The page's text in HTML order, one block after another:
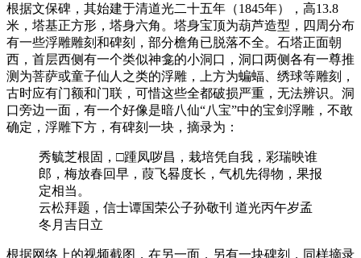
根据文保碑，其始建于清道光二十五年（1845年），高13.8
米，塔基正方形，塔身六角。塔身宝顶为葫芦造型，四周分布
有一些浮雕雕刻和碑刻，部分檐角已脱落不全。石塔正面朝
西，首层西侧有一个类似神龛的小洞口，洞口两侧各有一尊推
测为菩萨或童子仙人之类的浮雕，上方为蝙蝠、绣球等雕刻，
古时应有门额和门联，可惜这些全都破损严重，无法辨识。洞
口旁边一面，有一个好像是暗八仙“八宝”中的宝剑浮雕，不敢
确定，浮雕下方，有碑刻一块，摘录为：
秀毓芝根固，□踵凤哕昌，栽培凭自我，彩瑞映谁
郎，梅放春回早，葭飞晷度长，气机先得物，果报
定相当。
云松拜题，信士谭国荣公子孙敬刊 道光丙午岁孟
冬月吉日立
根据网络上的视频截图，在另一面，另有一块碑刻，同样摘录